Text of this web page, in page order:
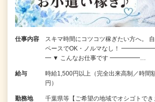
仕事内容
スキマ時間にコツコツ稼ぎたい方へ。
ペースでOK・ノルマなし！
━ ▼ こんなお仕事です ━━━━━…
給与
時給1,500円以上（完全出来高制／時間
円）
勤務地
千葉県等【ご希望の地域でオシゴトで